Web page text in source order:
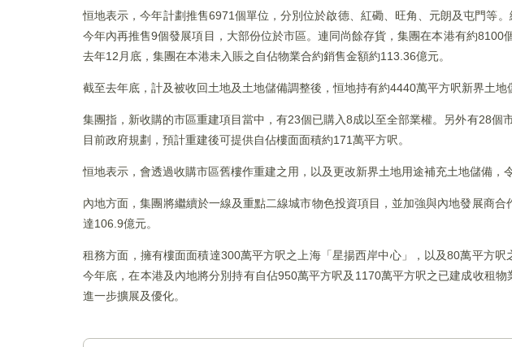
恒地表示，今年計劃推售6971個單位，分別位於啟德、紅磡、旺角、元朗及屯門等
今年內再推售9個發展項目，大部份位於市區。連同尚餘存貨，集團在本港有約
去年12月底，集團在本港未入賬之自佔物業合約銷售金額約113.36億元。
截至去年底，計及被收回土地及土地儲備調整後，恒地持有約4440萬平方呎新界土地
集團指，新收購的市區重建項目當中，有23個已購入8成以至全部業權。另外有28個
目前政府規劃，預計重建後可提供自佔樓面面積約171萬平方呎。
恒地表示，會透過收購市區舊樓作重建之用，以及更改新界土地用途補充土地儲備，
內地方面，集團將繼續於一線及重點二線城市物色投資項目，並加強與內地發展商
達106.9億元。
租務方面，擁有樓面面積達300萬平方呎之上海「星揚西岸中心」，以及80萬平方
今年底，在本港及內地將分別持有自佔950萬平方呎及1170萬平方呎之已建成收租
進一步擴展及優化。